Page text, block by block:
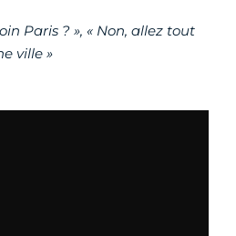
Paris ? », « Non, allez tout
ville »